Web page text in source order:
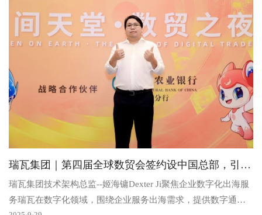
瑞瓦集团｜第四届全球数贸会签约设中国总部，引领区块链产业发展
瑞瓦集团技术架构总监--姬海镛Dexter Ji聚焦企业数字化出海服
务瑞瓦在数字化领域，围绕企业服务出海需求，提供数字通